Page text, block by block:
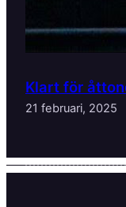
Klart för
21 februari, 2025